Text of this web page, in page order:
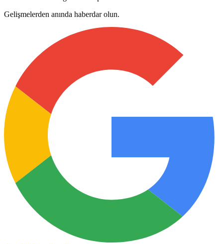
Gelişmelerden anında haberdar olun.